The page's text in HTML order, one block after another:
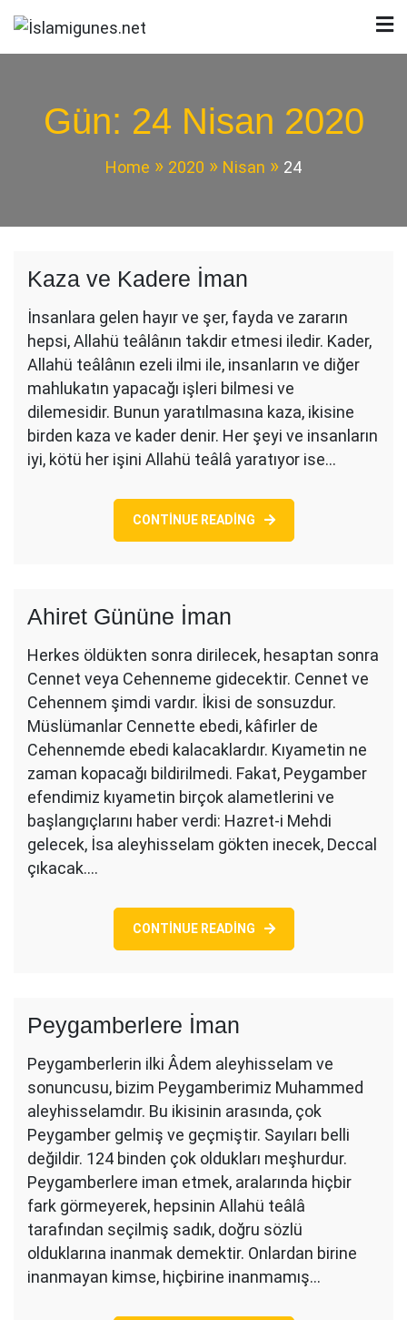
Skip
to
İslamigunes.net
Gün: 24 Nisan 2020
Home 2020 Nisan 24
Kaza ve Kadere İman
İnsanlara gelen hayır ve şer, fayda ve zararın
hepsi, Allahü teâlânın takdir etmesi iledir. Kader,
Allahü teâlânın ezeli ilmi ile, insanların ve diğer
mahlukatın yapacağı işleri bilmesi ve
dilemesidir. Bunun yaratılmasına kaza, ikisine
birden kaza ve kader denir. Her şeyi ve insanların
iyi, kötü her işini Allahü teâlâ yaratıyor ise…
CONTINUE READING
Ahiret Gününe İman
Herkes öldükten sonra dirilecek, hesaptan sonra
Cennet veya Cehenneme gidecektir. Cennet ve
Cehennem şimdi vardır. İkisi de sonsuzdur.
Müslümanlar Cennette ebedi, kâfirler de
Cehennemde ebedi kalacaklardır. Kıyametin ne
zaman kopacağı bildirilmedi. Fakat, Peygamber
efendimiz kıyametin birçok alametlerini ve
başlangıçlarını haber verdi: Hazret-i Mehdi
gelecek, İsa aleyhisselam gökten inecek, Deccal
çıkacak.…
CONTINUE READING
Peygamberlere İman
Peygamberlerin ilki Âdem aleyhisselam ve
sonuncusu, bizim Peygamberimiz Muhammed
aleyhisselamdır. Bu ikisinin arasında, çok
Peygamber gelmiş ve geçmiştir. Sayıları belli
değildir. 124 binden çok oldukları meşhurdur.
Peygamberlere iman etmek, aralarında hiçbir
fark görmeyerek, hepsinin Allahü teâlâ
tarafından seçilmiş sadık, doğru sözlü
olduklarına inanmak demektir. Onlardan birine
inanmayan kimse, hiçbirine inanmamış…